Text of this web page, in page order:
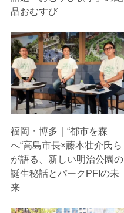
品おむすび
福岡・博多｜“都市を森
へ“高島市長×藤本壮介氏ら
が語る、新しい明治公園の
誕生秘話とパークPFIの未
来